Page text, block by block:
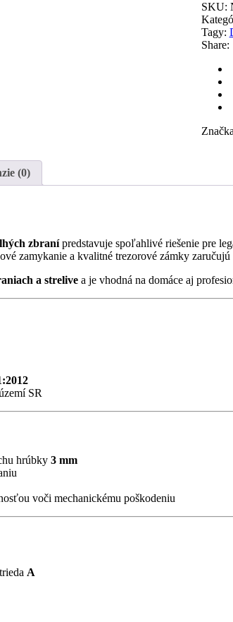
A
SKU:
Tagy:
Share:
(0)
zbranípredstavuje spoľahlivé riešenie pre
zamykanie a kvalitné trezorové zámky
a strelive a je vhodná na domáce aj
SR
hrúbky 3 mm
voči mechanickému poškodeniu
A